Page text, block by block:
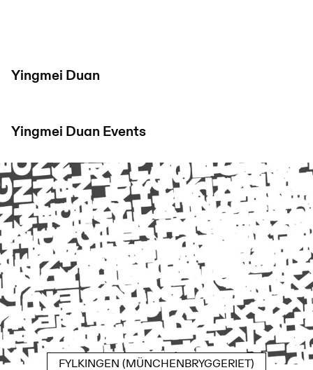
Yingmei Duan
Yingmei Duan Events
FYLKINGEN (MÜNCHENBRYGGERIET)